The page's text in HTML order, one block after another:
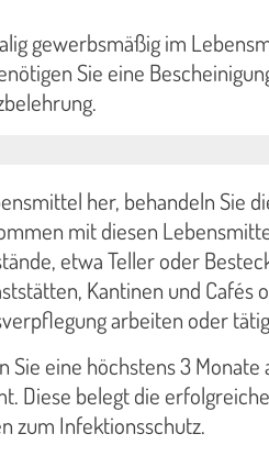
gewerbsmäßig im
Sie eine
her, behandeln Sie
mit diesen
etwa Teller oder
Kantinen und Cafés
arbeiten oder
Sie eine höchstens 3
Diese belegt die
zum Infektionsschutz.